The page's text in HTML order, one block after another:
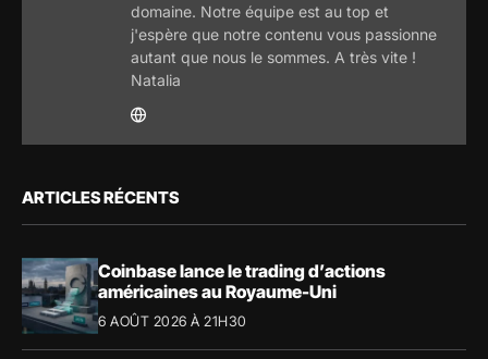
domaine. Notre équipe est au top et
j'espère que notre contenu vous passionne
autant que nous le sommes. A très vite !
Natalia
ARTICLES RÉCENTS
Coinbase lance le trading d’actions
américaines au Royaume-Uni
6 AOÛT 2026 À 21H30